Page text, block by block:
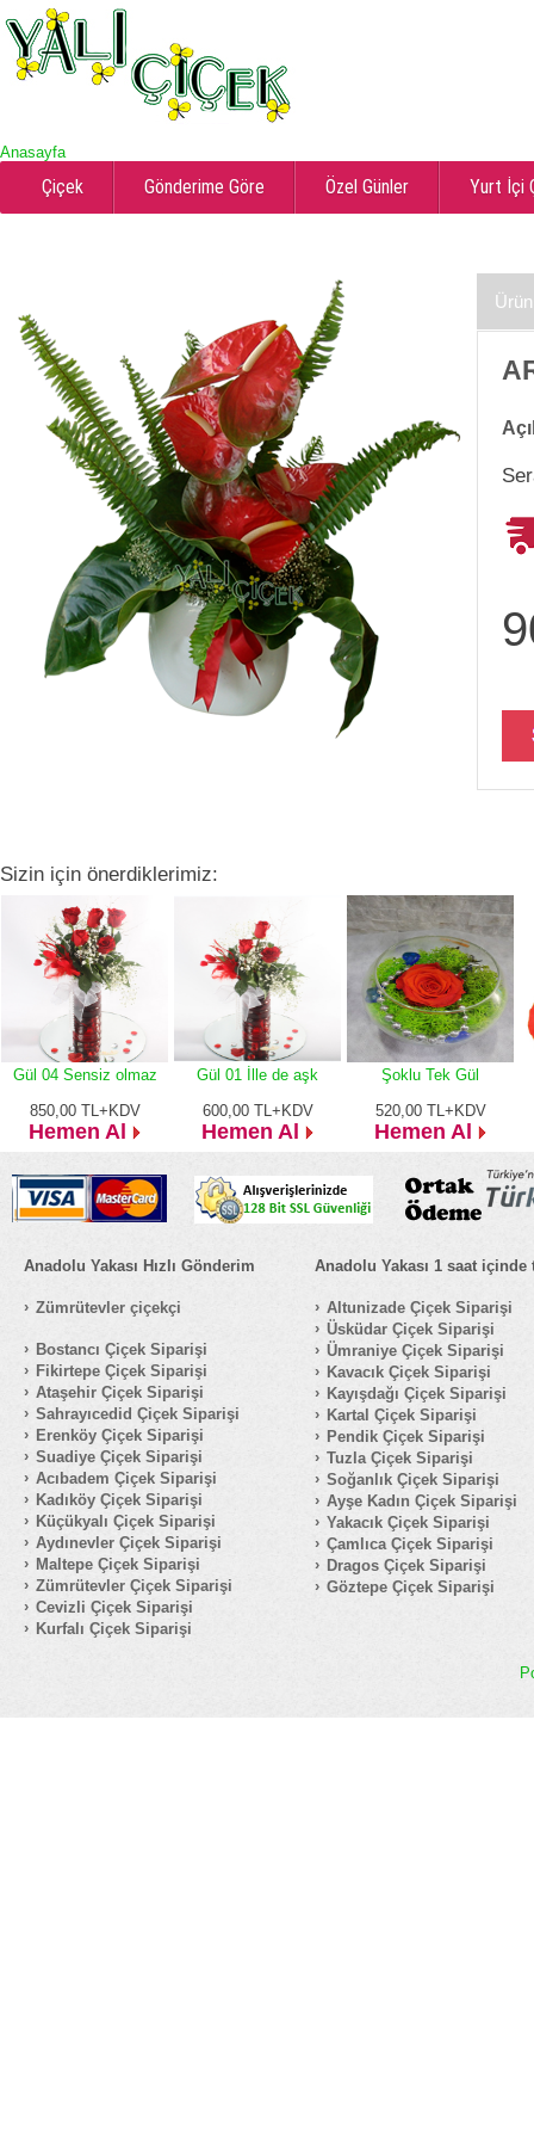
Anasayfa
Çiçek Gönderime Göre Özel Günler Yurt İçi
Sizin için önerdiklerimiz:
Gül 04 Sensiz olmaz
850,00 TL+KDV
Hemen Al
Gül 01 İlle de aşk
600,00 TL+KDV
Hemen Al
Şoklu Tek Gül
520,00 TL+KDV
Hemen Al
Anadolu Yakası Hızlı Gönderim
Zümrütevler çiçekçi
Bostancı Çiçek Siparişi
Fikirtepe Çiçek Siparişi
Ataşehir Çiçek Siparişi
Sahrayıcedid Çiçek Siparişi
Erenköy Çiçek Siparişi
Suadiye Çiçek Siparişi
Acıbadem Çiçek Siparişi
Kadıköy Çiçek Siparişi
Küçükyalı Çiçek Siparişi
Aydınevler Çiçek Siparişi
Maltepe Çiçek Siparişi
Zümrütevler Çiçek Siparişi
Cevizli Çiçek Siparişi
Kurfalı Çiçek Siparişi
Anadolu Yakası 1 saat içinde
Altunizade Çiçek Siparişi
Üsküdar Çiçek Siparişi
Ümraniye Çiçek Siparişi
Kavacık Çiçek Siparişi
Kayışdağı Çiçek Siparişi
Kartal Çiçek Siparişi
Pendik Çiçek Siparişi
Tuzla Çiçek Siparişi
Soğanlık Çiçek Siparişi
Ayşe Kadın Çiçek Siparişi
Yakacık Çiçek Siparişi
Çamlıca Çiçek Siparişi
Dragos Çiçek Siparişi
Göztepe Çiçek Siparişi